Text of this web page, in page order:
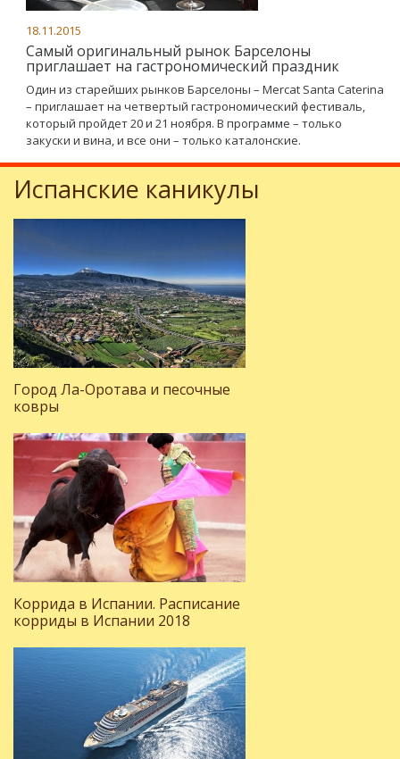
18.11.2015
Самый оригинальный рынок Барселоны
приглашает на гастрономический праздник
Один из старейших рынков Барселоны – Mercat Santa Caterina
– приглашает на четвертый гастрономический фестиваль,
который пройдет 20 и 21 ноября. В программе – только
закуски и вина, и все они – только каталонские.
Испанские каникулы
Город Ла-Оротава и песочные
ковры
Коррида в Испании. Расписание
корриды в Испании 2018